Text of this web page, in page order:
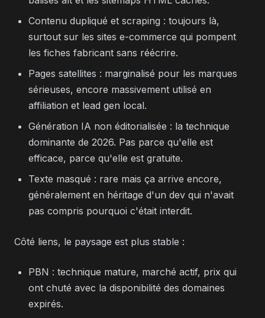
Contenu dupliqué et scraping : toujours là,
surtout sur les sites e-commerce qui pompent
les fiches fabricant sans réécrire.
Pages satellites : marginalisé pour les marques
sérieuses, encore massivement utilisé en
affiliation et lead gen local.
Génération IA non éditorialisée : la technique
dominante de 2026. Pas parce qu'elle est
efficace, parce qu'elle est gratuite.
Texte masqué : rare mais ça arrive encore,
généralement en héritage d'un dev qui n'avait
pas compris pourquoi c'était interdit.
Côté liens, le paysage est plus stable :
PBN : technique mature, marché actif, prix qui
ont chuté avec la disponibilité des domaines
expirés.